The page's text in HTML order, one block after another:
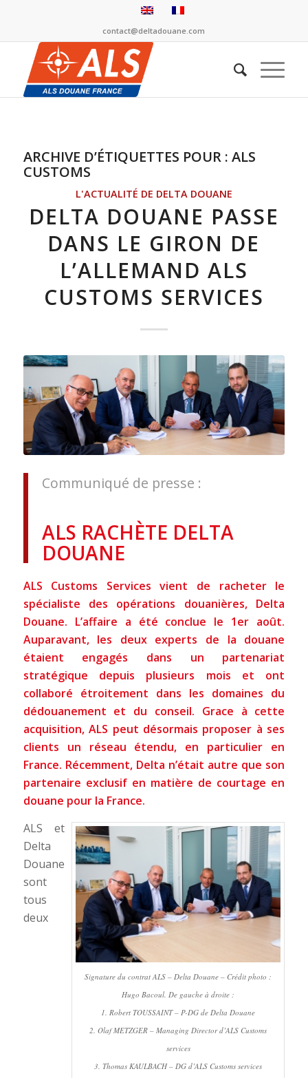
contact@deltadouane.com
ARCHIVE D’ÉTIQUETTES POUR : ALS
CUSTOMS
L'ACTUALITÉ DE DELTA DOUANE
DELTA DOUANE PASSE
DANS LE GIRON DE
L’ALLEMAND ALS
CUSTOMS SERVICES
Communiqué de presse :
ALS RACHÈTE DELTA
DOUANE
ALS Customs Services vient de racheter le
spécialiste des opérations douanières, Delta
Douane. L’affaire a été conclue le 1er août.
Auparavant, les deux experts de la douane
étaient engagés dans un partenariat
stratégique depuis plusieurs mois et ont
collaboré étroitement dans les domaines du
dédouanement et du conseil. Grace à cette
acquisition, ALS peut désormais proposer à ses
clients un réseau étendu, en particulier en
France. Récemment, Delta n’était autre que son
partenaire exclusif en matière de courtage en
douane pour la France.
Signature du contrat ALS – Delta Douane – Crédit photo :
Hugo Bacoul. De gauche à droite :
1. Robert TOUSSAINT – P-DG de Delta Douane
2. Olaf METZGER – Managing Director d’ALS Customs
services
3. Thomas KAULBACH – DG d’ALS Customs services
ALS et
Delta
Douane
sont
tous
deux